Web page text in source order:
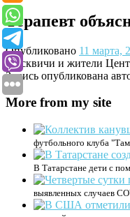
Терапевт
Опубликовано 11 марта,
Москвичи и жители
Запись опубликована
More from my site
футбольного клуба
В Татарстане дети с
выявленных случаев